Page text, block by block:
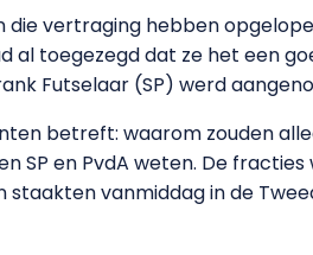
die vertraging hebben
al toegezegd dat ze het een
Futselaar (SP) werd
betreft: waarom zouden
SP en PvdA weten. De
vanmiddag in de